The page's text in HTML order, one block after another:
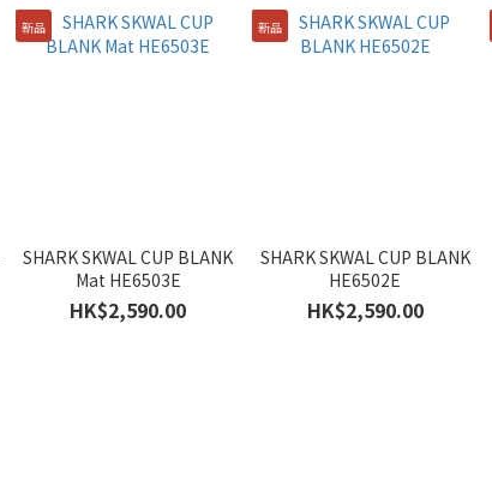
新品
SHARK SKWAL CUP BLANK
Mat HE6503E
HK$2,590.00
新品
SHARK SKWAL CUP BLANK
HE6502E
HK$2,590.00